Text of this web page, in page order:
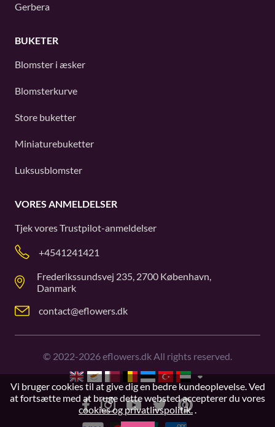
Gerbera
BUKETER
Blomster i æsker
Blomsterkurve
Store buketter
Miniaturebuketter
Luksusblomster
VORES ANMELDELSER
Tjek voresTrustpilot-anmeldelser
+4541241421
Frederikssundsvej 235, 2700 København,
Danmark
contact@eflowers.dk
© 2022-2026eflowers.dk All rights reserved.
Vi bruger cookies til at give dig en bedre kundeoplevelse. Ved
at fortsætte med at bruge dette websted accepterer du vores
cookies og privatlivspolitik..